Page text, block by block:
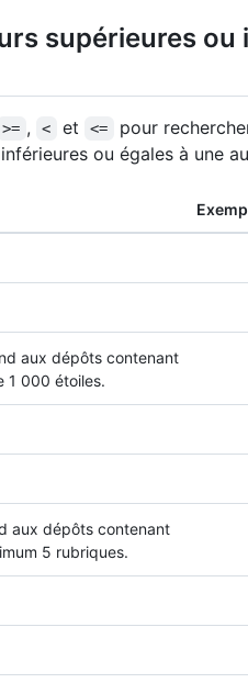
supérieures
>= , < et <=
pour
ou égales à une
aux dépôts contenant
1 000 étoiles.
aux dépôts contenant
5 rubriques.